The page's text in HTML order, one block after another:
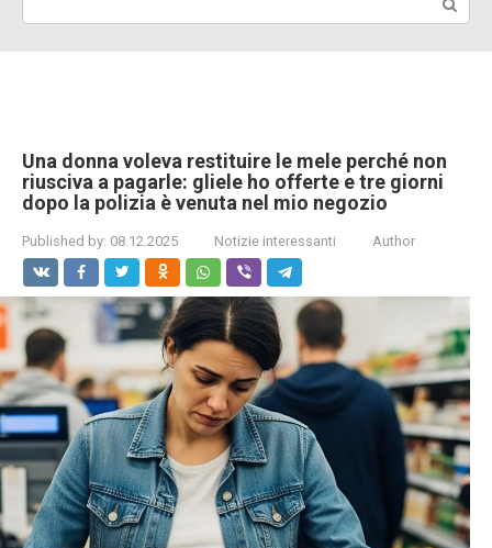
Una donna voleva restituire le mele perché non
riusciva a pagarle: gliele ho offerte e tre giorni
dopo la polizia è venuta nel mio negozio
Published by: 08.12.2025 Notizie interessanti Author